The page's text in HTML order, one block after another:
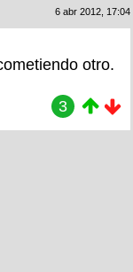
6 abr 2012, 17:04
otro.
3